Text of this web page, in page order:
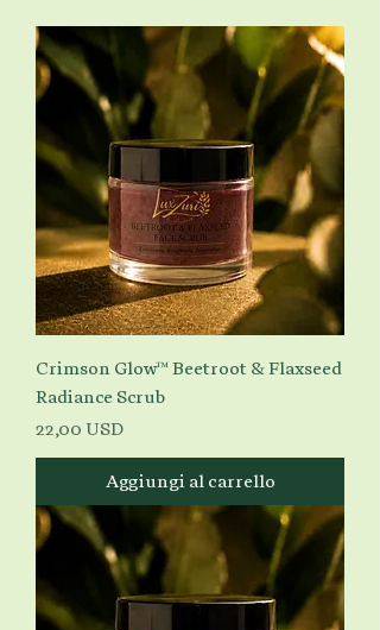
Crimson Glow™ Beetroot & Flaxseed
Radiance Scrub
Prezzo
22,00 USD
Aggiungi al carrello